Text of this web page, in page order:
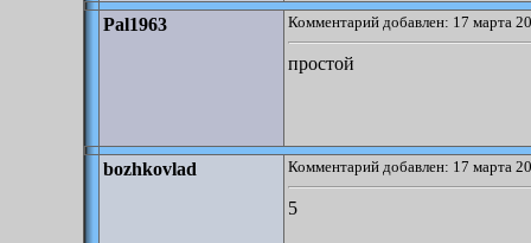
Pal1963 Комментарий добавлен: 17 марта
простой
bozhkovlad Комментарий добавлен: 17 марта
5